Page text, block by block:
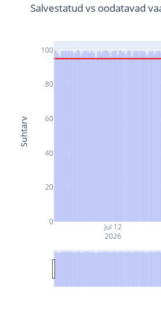
Jul 12
2026
0
20
40
60
80
100
Salvestatud vs oodatavad
Suhtarv